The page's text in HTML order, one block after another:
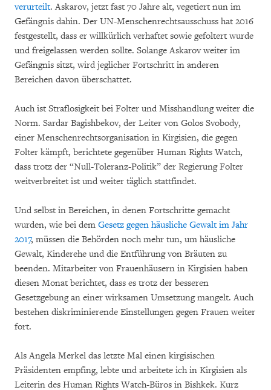
verurteilt. Askarov, jetzt fast 70 Jahre alt, vegetiert nun im
Gefängnis dahin. Der UN-Menschenrechtsausschuss hat 2016
festgestellt, dass er willkürlich verhaftet sowie gefoltert wurde
und freigelassen werden sollte. Solange Askarov weiter im
Gefängnis sitzt, wird jeglicher Fortschritt in anderen
Bereichen davon überschattet.
Auch ist Straflosigkeit bei Folter und Misshandlung weiter die
Norm. Sardar Bagishbekov, der Leiter von Golos Svobody,
einer Menschenrechtsorganisation in Kirgisien, die gegen
Folter kämpft, berichtete gegenüber Human Rights Watch,
dass trotz der “Null-Toleranz-Politik” der Regierung Folter
weitverbreitet ist und weiter täglich stattfindet.
Und selbst in Bereichen, in denen Fortschritte gemacht
wurden, wie bei dem Gesetz gegen häusliche Gewalt im Jahr
2017, müssen die Behörden noch mehr tun, um häusliche
Gewalt, Kinderehe und die Entführung von Bräuten zu
beenden. Mitarbeiter von Frauenhäusern in Kirgisien haben
diesen Monat berichtet, dass es trotz der besseren
Gesetzgebung an einer wirksamen Umsetzung mangelt. Auch
bestehen diskriminierende Einstellungen gegen Frauen weiter
fort.
Als Angela Merkel das letzte Mal einen kirgisischen
Präsidenten empfing, lebte und arbeitete ich in Kirgisien als
Leiterin des Human Rights Watch-Büros in Bishkek. Kurz